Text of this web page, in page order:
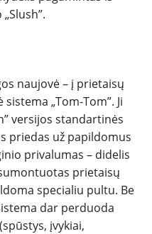
naujovė – į prietaisų
„Tom-Tom”. Ji
versijos standartinės
priedas už papildomus
privalumas – didelis
prietaisų
specialiu pultu. Be
dar perduoda
įvykiai,